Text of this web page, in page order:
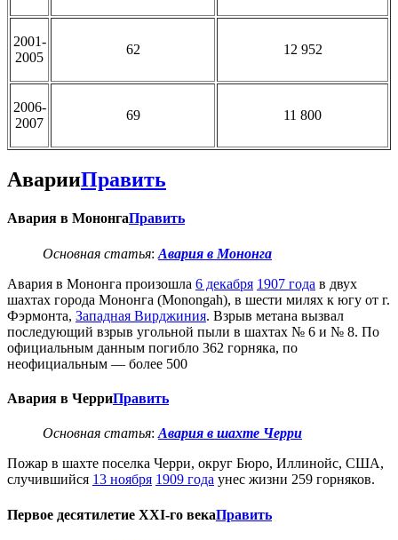
2001-
2005
62 12 952
2006-
2007
69 11 800
АварииПравить
Авария в МононгаПравить
Основная статья: Авария в Мононга
Авария в Мононга произошла 6 декабря 1907 года в двух
шахтах города Мононга (Monongah), в шести милях к югу от г.
Фэрмонта, Западная Вирджиния. Взрыв метана вызвал
последующий взрыв угольной пыли в шахтах № 6 и № 8. По
официальным данным погибло 362 горняка, по
неофициальным — более 500
Авария в ЧерриПравить
Основная статья: Авария в шахте Черри
Пожар в шахте поселка Черри, округ Бюро, Иллинойс, США,
случившийся 13 ноября 1909 года унес жизни 259 горняков.
Первое десятилетие XXI-го векаПравить